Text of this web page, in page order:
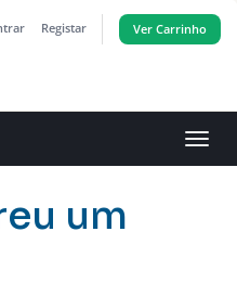
Registar Ver Carrinho
um